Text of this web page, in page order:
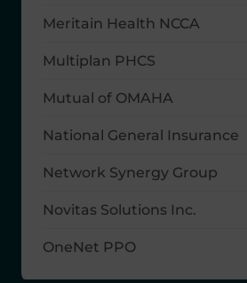
Meritain Health NCCA
Multiplan PHCS
Mutual of OMAHA
National General Insurance
Network Synergy Group
Novitas Solutions Inc.
OneNet PPO